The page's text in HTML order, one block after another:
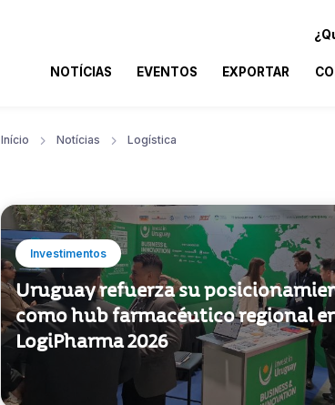
NOTÍCIAS EVENTOS EXPORTAR
Início Notícias Logística
Investimentos
Uruguay refuerza su
como hub farmacéutico regional
LogiPharma 2026